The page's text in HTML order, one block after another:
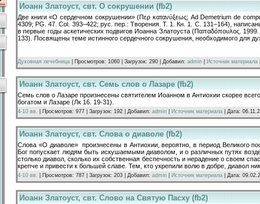
Иоанн Златоуст, свт. О сокрушении (fb2)
Две книги «О сердечном сокрушении» (Περ κατανύξεως; Ad Demetrium de
4309; PG. 47. Col. 393–422; рус. пер.: Творения. Т. 1. Кн. 1. С. 131–164),
в первые годы аскетических подвигов Иоанна Златоуста (Παπαδόπουλος.
133). Посвящены теме истинного сердечного сокрушения, необходимого для
Духовная лечебница | Просмотров: 1060 | Загрузок: 290 | Добавил: admin Источник материала
Иоанн Златоуст, свт. Семь слов о Лазаре (fb2)
Семь слов о Лазаре произнесены святителем Иоанном в Антиохии скорее
богатом и Лазаре (Лк 16. 19-31).
4-10 вв. | Просмотров: 977 | Загрузок: 192 | Добавил: admin Источник материала | Дата:
Иоанн Златоуст, свт. Слова о диаволе (fb2)
Слова «О диаволе» произнесены в Антиохии, вероятно, в период Великого
Бог попускает людям быть искушаемыми диаволом, и о различных путях
столько диавол, сколько их собственная беспечность и нерадение о своем
крепче и привести к большей славе. Тем, кто укрепили волю в добре, диавол
4-10 вв. | Просмотров: 787 | Загрузок: 203 | Добавил: admin Источник материала | Дата:
Иоанн Златоуст, свт. Слово на Святую Пасху (fb2)